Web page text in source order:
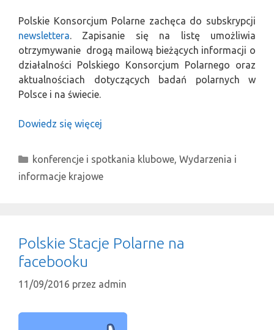
Polskie Konsorcjum Polarne zachęca do subskrypcji
newslettera . Zapisanie się na listę umożliwia
otrzymywanie drogą mailową bieżących informacji o
działalności Polskiego Konsorcjum Polarnego oraz
aktualnościach dotyczących badań polarnych w
Polsce i na świecie.
Dowiedz się więcej
Kategorie
konferencje i spotkania klubowe, Wydarzenia i
informacje krajowe
Polskie Stacje Polarne na
facebooku
11/09/2016 przez admin